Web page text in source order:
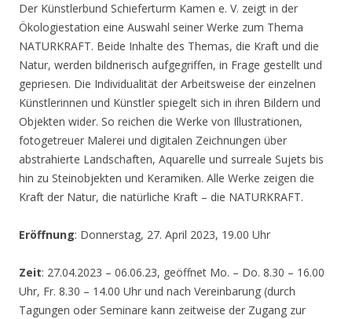
Der Künstlerbund Schieferturm Kamen e. V. zeigt in der
Ökologiestation eine Auswahl seiner Werke zum Thema
NATURKRAFT. Beide Inhalte des Themas, die Kraft und die
Natur, werden bildnerisch aufgegriffen, in Frage gestellt und
gepriesen. Die Individualität der Arbeitsweise der einzelnen
Künstlerinnen und Künstler spiegelt sich in ihren Bildern und
Objekten wider. So reichen die Werke von Illustrationen,
fotogetreuer Malerei und digitalen Zeichnungen über
abstrahierte Landschaften, Aquarelle und surreale Sujets bis
hin zu Steinobjekten und Keramiken. Alle Werke zeigen die
Kraft der Natur, die natürliche Kraft – die NATURKRAFT.
Eröffnung: Donnerstag, 27. April 2023, 19.00 Uhr
Zeit: 27.04.2023 – 06.06.23, geöffnet Mo. – Do. 8.30 – 16.00
Uhr, Fr. 8.30 – 14.00 Uhr und nach Vereinbarung (durch
Tagungen oder Seminare kann zeitweise der Zugang zur